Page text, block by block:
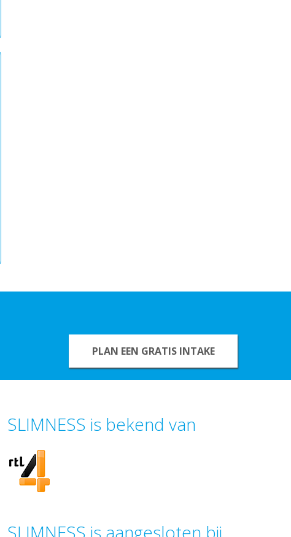
PLAN EEN GRATIS INTAKE
SLIMNESS is bekend van
SLIMNESS is aangesloten bij